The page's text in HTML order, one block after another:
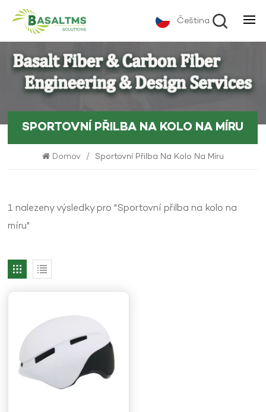
Čeština
SPORTOVNÍ PŘILBA NA KOLO NA MÍRU
Domov / Sportovní Přilba Na Kolo Na Míru
1 nalezeny výsledky pro "Sportovní přilba na kolo na
míru"